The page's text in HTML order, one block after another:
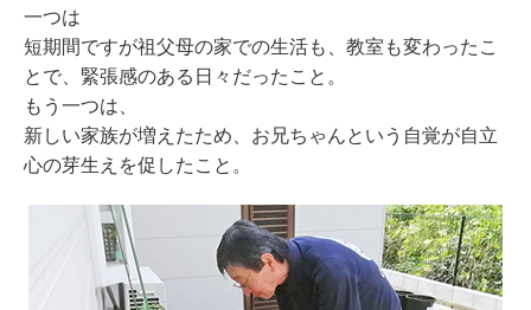
一つは
短期間ですが祖父母の家での生活も、教室も変わったこ
とで、緊張感のある日々だったこと。
もう一つは、
新しい家族が増えたため、お兄ちゃんという自覚が自立
心の芽生えを促したこと。